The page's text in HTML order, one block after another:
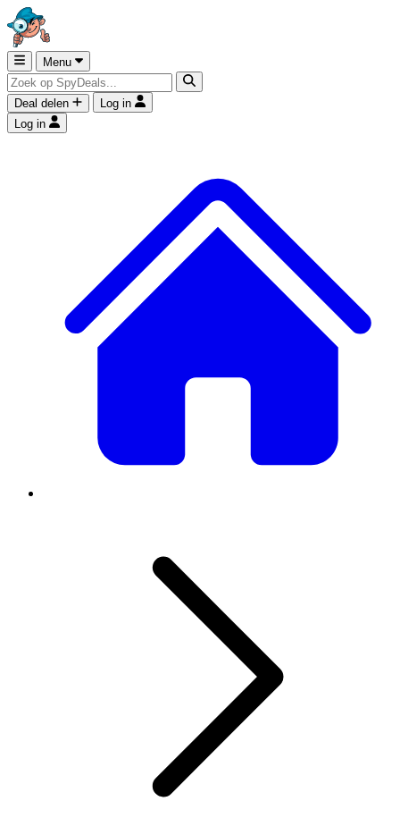
Menu
Deal delen
Log in
Log in